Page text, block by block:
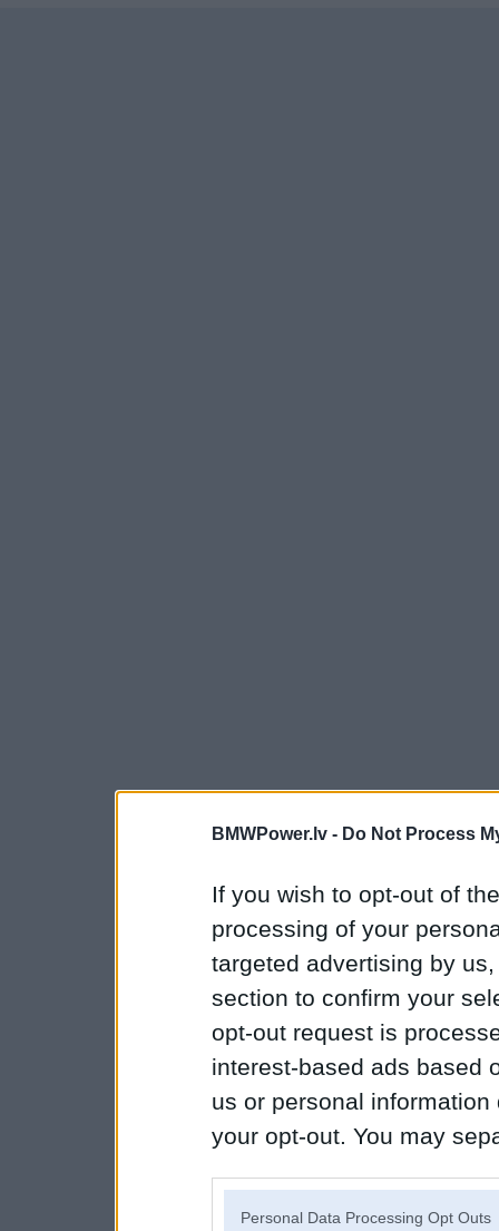
BMWPower.lv - Do Not Process
If you wish to opt-out of
processing of your
targeted advertising by
section to confirm your
opt-out request is
interest-based ads based
us or personal
your opt-out. You may
Personal Data Processing Opt Outs